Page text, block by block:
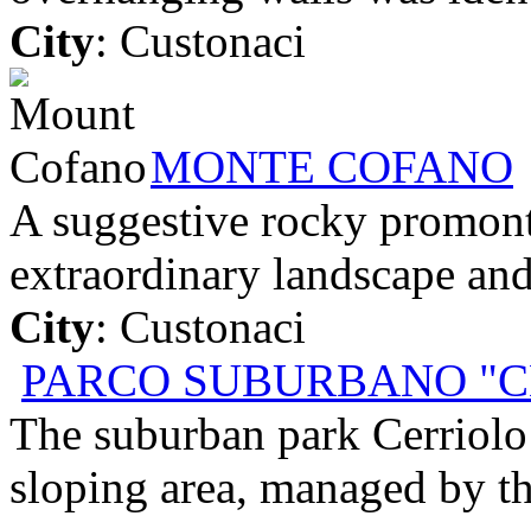
City: Custonaci
MONTE COFANO
A suggestive rocky
extraordinary landscape
City: Custonaci
PARCO SUBURBANO
The suburban park
sloping area, managed by